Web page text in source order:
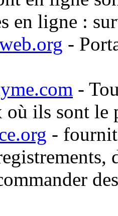
en ligne :
-
-
où ils sont le
-